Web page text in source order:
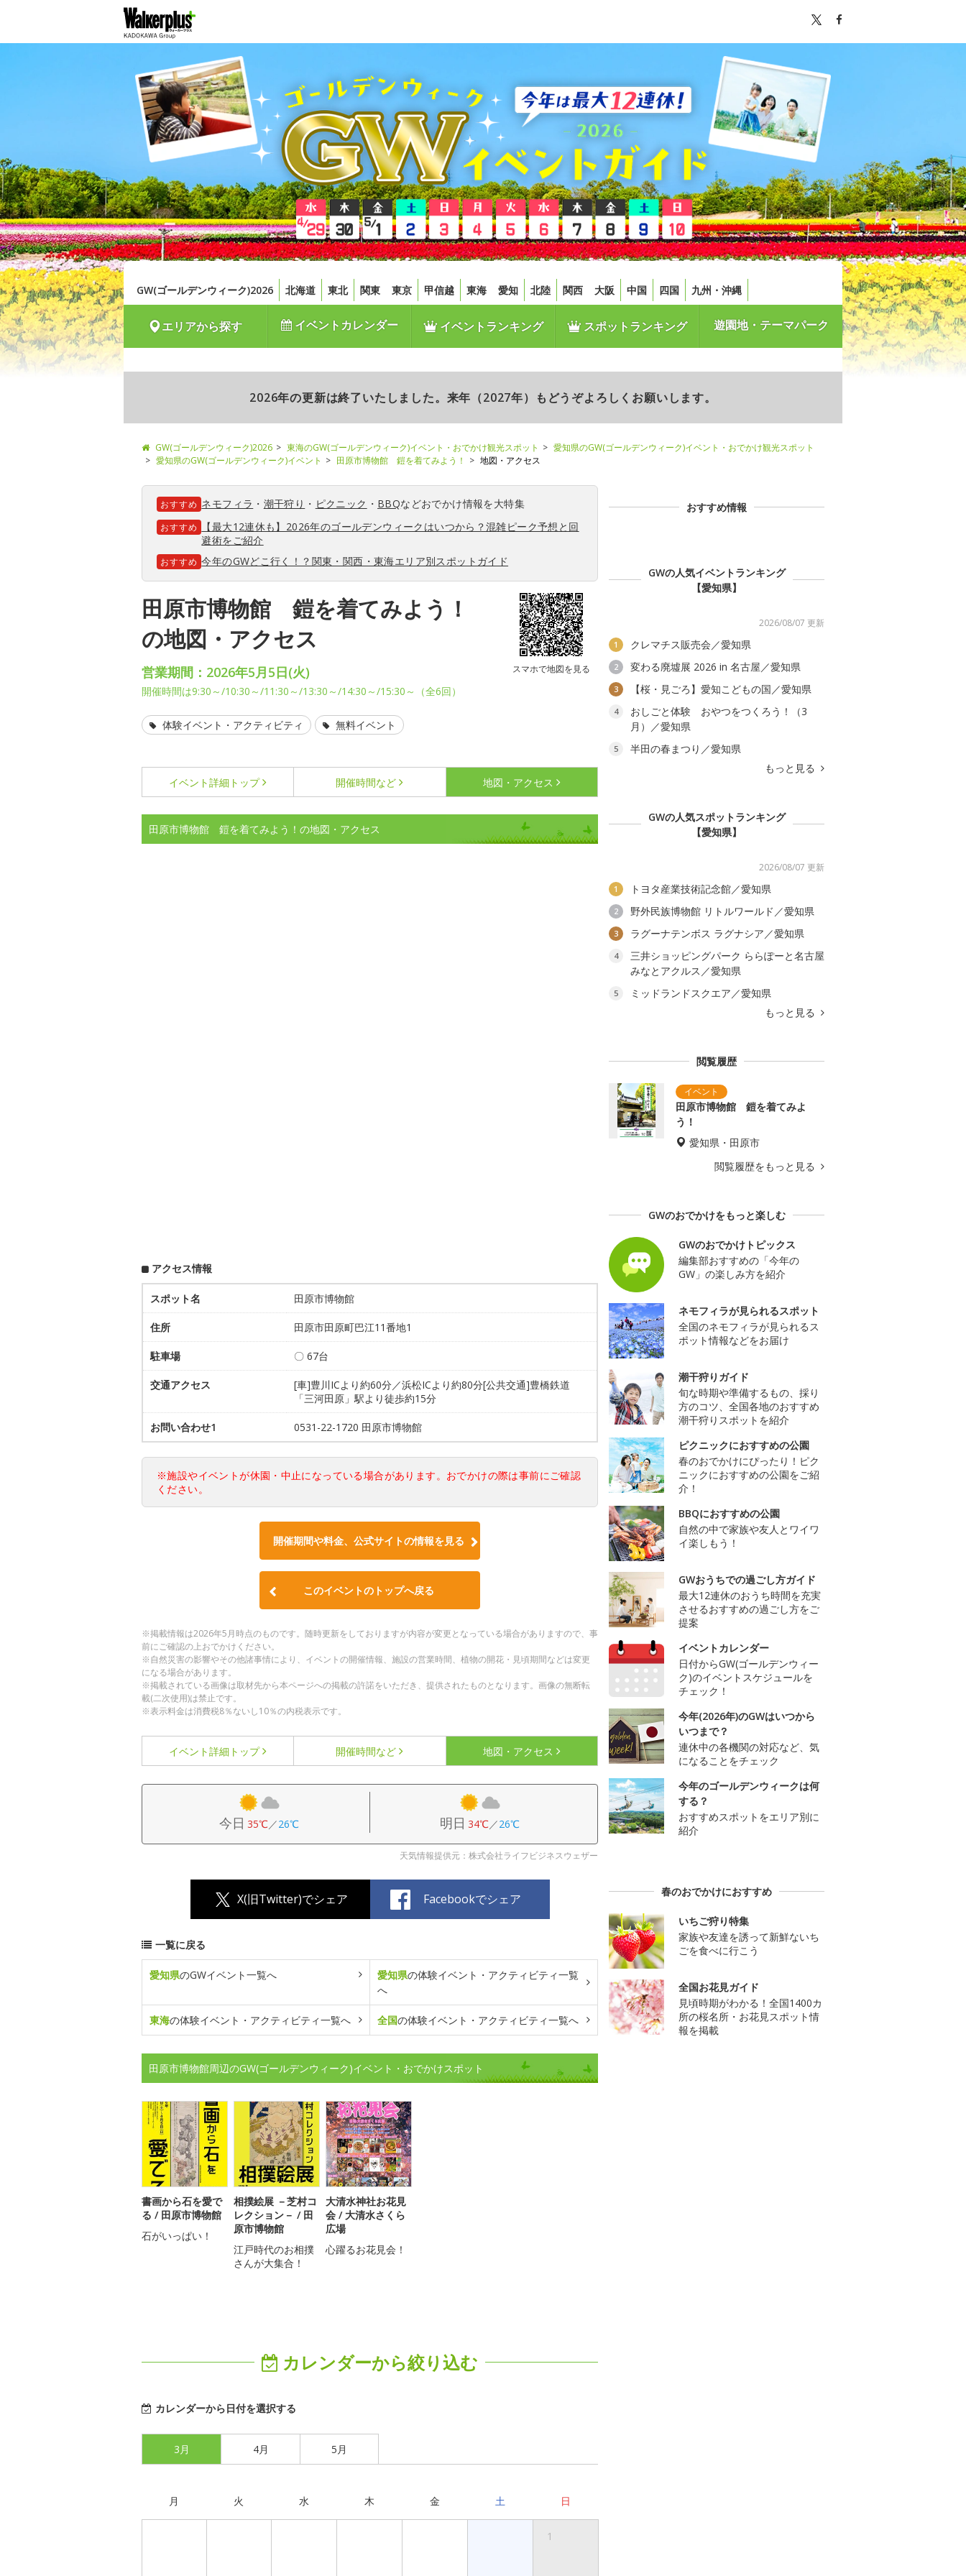
GW(ゴールデンウィーク)2026 北海道 東北 関東 東京 甲信越 東海 愛知 北陸 関西 大阪 中国 四国 九州・沖縄
エリアから探す イベントカレンダー イベントランキング スポットランキング 遊園地・テーマパーク
2026年の更新は終了いたしました。来年（2027年）もどうぞよろしくお願いします。
GW(ゴールデンウィーク)2026 東海のGW(ゴールデンウィーク)イベント・おでかけ観光スポット
愛知県のGW(ゴールデンウィーク)イベント・おでかけ観光スポット
愛知県のGW(ゴールデンウィーク)イベント
田原市博物館 鎧を着てみよう！ 地図・アクセス
おすすめ ネモフィラ ・ 潮干狩り ・ ピクニック ・ BBQなどおでかけ情報を大特集
おすすめ
【最大12連休も】2026年のゴールデンウィークはいつから？混雑ピーク予想と回
避術をご紹介
おすすめ 今年のGWどこ行く！？関東・関西・東海エリア別スポットガイド
田原市博物館 鎧を着てみよう！
の地図・アクセス
スマホで地図を見る
営業期間：2026年5月5日(火)
開催時間は9:30～/10:30～/11:30～/13:30～/14:30～/15:30～（全6回）
体験イベント・アクティビティ 無料イベント
イベント詳細 トップ 開催時間など 地図・アクセス
田原市博物館 鎧を着てみよう！の地図・アクセス
アクセス情報
スポット名 田原市博物館
住所 田原市田原町巴江11番地1
駐車場 〇 67台
交通アクセス
[車]豊川ICより約60分／浜松ICより約80分[公共交通]豊橋鉄道
「三河田原」駅より徒歩約15分
お問い合わせ1 0531-22-1720 田原市博物館
※施設やイベントが休園・中止になっている場合があります。おでかけの際は事前にご確認
ください。
開催期間や料金、公式サイトの情報を見る
このイベントのトップへ戻る
※掲載情報は2026年5月時点のものです。随時更新をしておりますが内容が変更となっている場合がありますので、事
前にご確認の上おでかけください。
※自然災害の影響やその他諸事情により、イベントの開催情報、施設の営業時間、植物の開花・見頃期間などは変更
になる場合があります。
※掲載されている画像は取材先から本ページへの掲載の許諾をいただき、提供されたものとなります。画像の無断転
載(二次使用)は禁止です。
※表示料金は消費税8％ないし10％の内税表示です。
イベント詳細 トップ 開催時間など 地図・アクセス
今日 35℃／26℃ 明日 34℃／26℃
天気情報提供元：株式会社ライフビジネスウェザー
X(旧Twitter)でシェア Facebookでシェア
一覧に戻る
愛知県のGWイベント一覧へ 愛知県の体験イベント・アクティビティ一覧
へ
東海の体験イベント・アクティビティ一覧へ 全国の体験イベント・アクティビティ一覧へ
田原市博物館周辺のGW(ゴールデンウィーク)イベント・おでかけスポット
書画から石を愛で
る / 田原市博物館
石がいっぱい！
相撲絵展 －芝村コ
レクション－ / 田
原市博物館
江戸時代のお相撲
さんが大集合！
大清水神社お花見
会 / 大清水さくら
広場
心躍るお花見会！
カレンダーから絞り込む
カレンダーから日付を選択する
3月 4月 5月
月 火 水 木 金 土 日
1
おすすめ情報
GWの人気イベントランキング
【愛知県】
2026/08/07 更新
1 クレマチス販売会／愛知県
2 変わる廃墟展 2026 in 名古屋／愛知県
3 【桜・見ごろ】愛知こどもの国／愛知県
4
おしごと体験 おやつをつくろう！（3
月）／愛知県
5
半田の春まつり／愛知県
もっと見る
GWの人気スポットランキング
【愛知県】
2026/08/07 更新
1 トヨタ産業技術記念館／愛知県
2 野外民族博物館 リトルワールド／愛知県
3 ラグーナテンボス ラグナシア／愛知県
4
三井ショッピングパーク ららぽーと名古屋
みなとアクルス／愛知県
5
ミッドランドスクエア／愛知県
もっと見る
閲覧履歴
田原市博物館 鎧を着てみよ
う！
愛知県・田原市
閲覧履歴をもっと見る
GWのおでかけをもっと楽しむ
GWのおでかけトピックス
編集部おすすめの「今年の
GW」の楽しみ方を紹介
ネモフィラが見られるスポット
全国のネモフィラが見られるス
ポット情報などをお届け
潮干狩りガイド
旬な時期や準備するもの、採り
方のコツ、全国各地のおすすめ
潮干狩りスポットを紹介
ピクニックにおすすめの公園
春のおでかけにぴったり！ピク
ニックにおすすめの公園をご紹
介！
BBQにおすすめの公園
自然の中で家族や友人とワイワ
イ楽しもう！
GWおうちでの過ごし方ガイド
最大12連休のおうち時間を充実
させるおすすめの過ごし方をご
提案
イベントカレンダー
日付からGW(ゴールデンウィー
ク)のイベントスケジュールを
チェック！
今年(2026年)のGWはいつから
いつまで？
連休中の各機関の対応など、気
になることをチェック
今年のゴールデンウィークは何
する？
おすすめスポットをエリア別に
紹介
春のおでかけにおすすめ
いちご狩り特集
家族や友達を誘って新鮮ないち
ごを食べに行こう
全国お花見ガイド
見頃時期がわかる！全国1400カ
所の桜名所・お花見スポット情
報を掲載